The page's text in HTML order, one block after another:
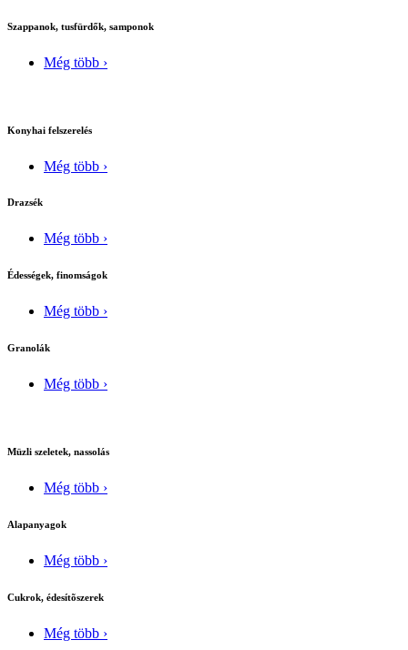
Szappanok, tusfürdők, samponok
Még több ›
Konyhai felszerelés
Még több ›
Drazsék
Még több ›
Édességek, finomságok
Még több ›
Granolák
Még több ›
Müzli szeletek, nassolás
Még több ›
Alapanyagok
Még több ›
Cukrok, édesítõszerek
Még több ›